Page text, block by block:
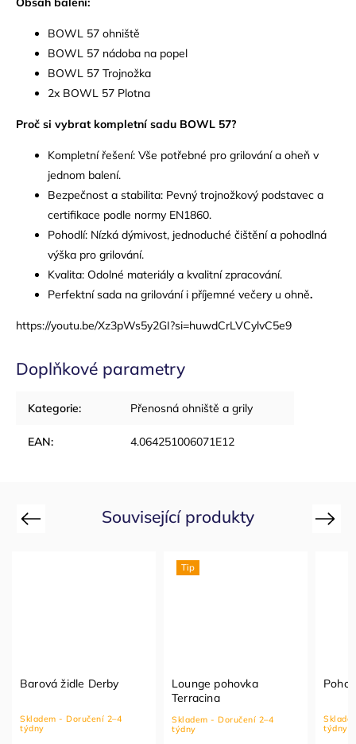
BOWL 57 ohniště
BOWL 57 nádoba na popel
BOWL 57 Trojnožka
2x BOWL 57 Plotna
Proč si vybrat kompletní sadu BOWL 57?
Kompletní řešení: Vše potřebné pro grilování a oheň v
jednom balení.
Bezpečnost a stabilita: Pevný trojnožkový podstavec a
certifikace podle normy EN1860.
Pohodlí: Nízká dýmivost, jednoduché čištění a pohodlná
výška pro grilování.
Kvalita: Odolné materiály a kvalitní zpracování.
Perfektní sada na grilování i příjemné večery u ohně.
https://youtu.be/Xz3pWs5y2GI?si=huwdCrLVCylvC5e9
Doplňkové parametry
Kategorie: Přenosná ohniště a grily
EAN: 4.064251006071E12
Související produkty
Previous
Barová židle Derby
Skladem - Doručení 2–4
týdny
Tip
Lounge pohovka
Terracina
Skladem - Doručení 2–4
týdny
týdny
Next